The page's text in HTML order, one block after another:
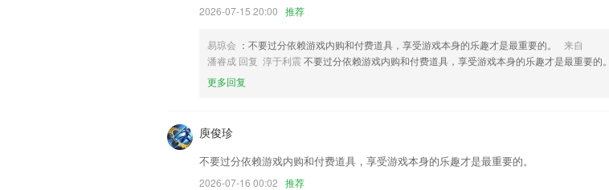
历，以帮助我们更好的对产品进行优化修改。
手机端首次登陆提示服务器异常，不会提示修改密码
3：新增和修改配件增加默认货品类别和本营业点显示的类别
联系我们
我们更好的对产品进行优化修改。
2026-07-15 20:00 推荐
易琼会 ：不要过分依赖游戏内购和付费道具，享受游戏本身的乐趣才是最重要的。
来自
潘睿成 回复 淳于利震不要过分依赖游戏内购和付费道具，享受游戏本身的乐趣才是最重要的。
更多回复
庾俊珍
不要过分依赖游戏内购和付费道具，享受游戏本身的乐趣才是最重要的。
2026-07-16 00:02 推荐